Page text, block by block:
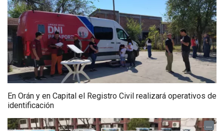
En Orán y en Capital el Registro Civil realizará operativos de
identificación
...